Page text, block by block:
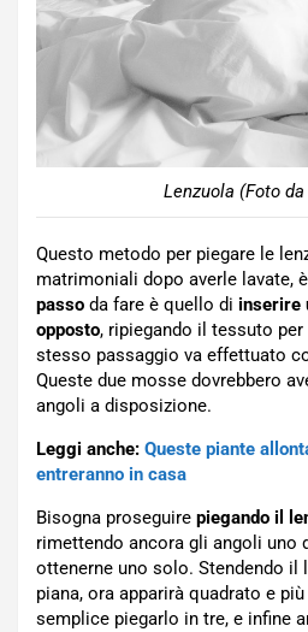
Lenzuola (Foto
Questo metodo per piegare le
matrimoniali dopo averle lavate,
passo da fare è quello di inserire
opposto, ripiegando il tessuto
stesso passaggio va effettuato
Queste due mosse dovrebbero
angoli a disposizione.
Leggi anche: Queste piante
entreranno in casa
Bisogna proseguire piegando il
rimettendo ancora gli angoli uno
ottenerne uno solo. Stendendo il
piana, ora apparirà quadrato e
semplice piegarlo in tre, e infine